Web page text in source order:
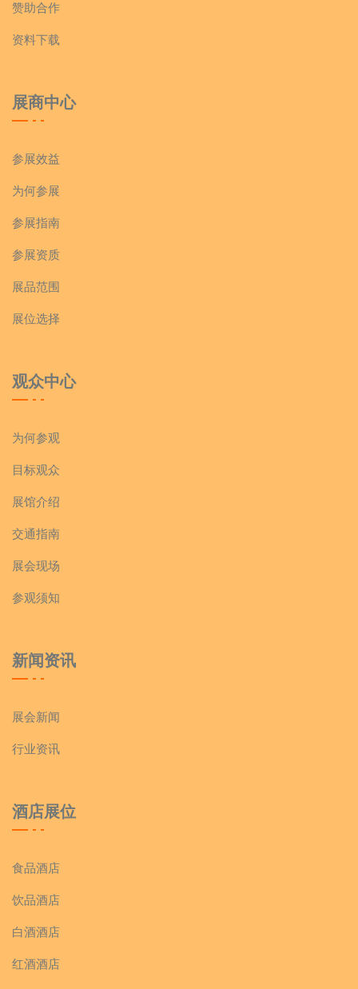
赞助合作
资料下载
展商中心
参展效益
为何参展
参展指南
参展资质
展品范围
展位选择
观众中心
为何参观
目标观众
展馆介绍
交通指南
展会现场
参观须知
新闻资讯
展会新闻
行业资讯
酒店展位
食品酒店
饮品酒店
白酒酒店
红酒酒店